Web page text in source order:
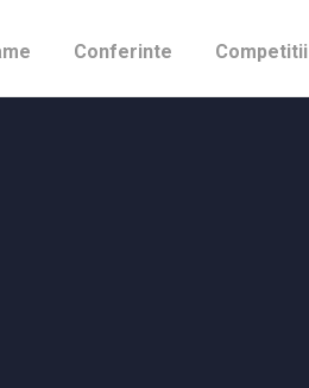
Conferinte Competitii